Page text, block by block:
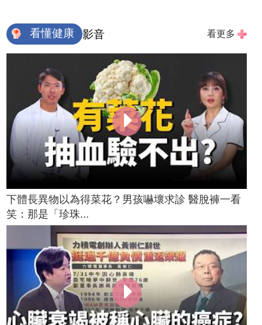
看懂健康 影音 看更多
下體長異物以為得菜花？男孩嚇壞求診 醫脫褲一看
笑：那是「珍珠...